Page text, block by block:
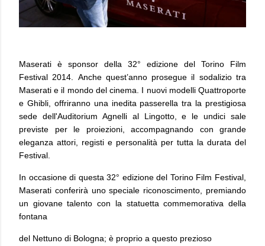
Maserati è sponsor della 32° edizione del Torino Film
Festival 2014
Anche quest’anno prosegue il sodalizio tra
Maserati e il mondo del cinema. I nuovi modelli Quattroporte
e Ghibli, offriranno una inedita passerella tra la prestigiosa
sede dell'Auditorium Agnelli al Lingotto, e le undici sale
previste per le proiezioni, accompagnando con grande
eleganza attori, registi e personalità per tutta la durata del
Festival.
In occasione di questa 32° edizione del Torino Film Festival,
Maserati conferirà uno speciale riconoscimento, premiando
un giovane talento con la statuetta commemorativa della
fontana
del Nettuno di Bologna; è proprio a questo prezioso